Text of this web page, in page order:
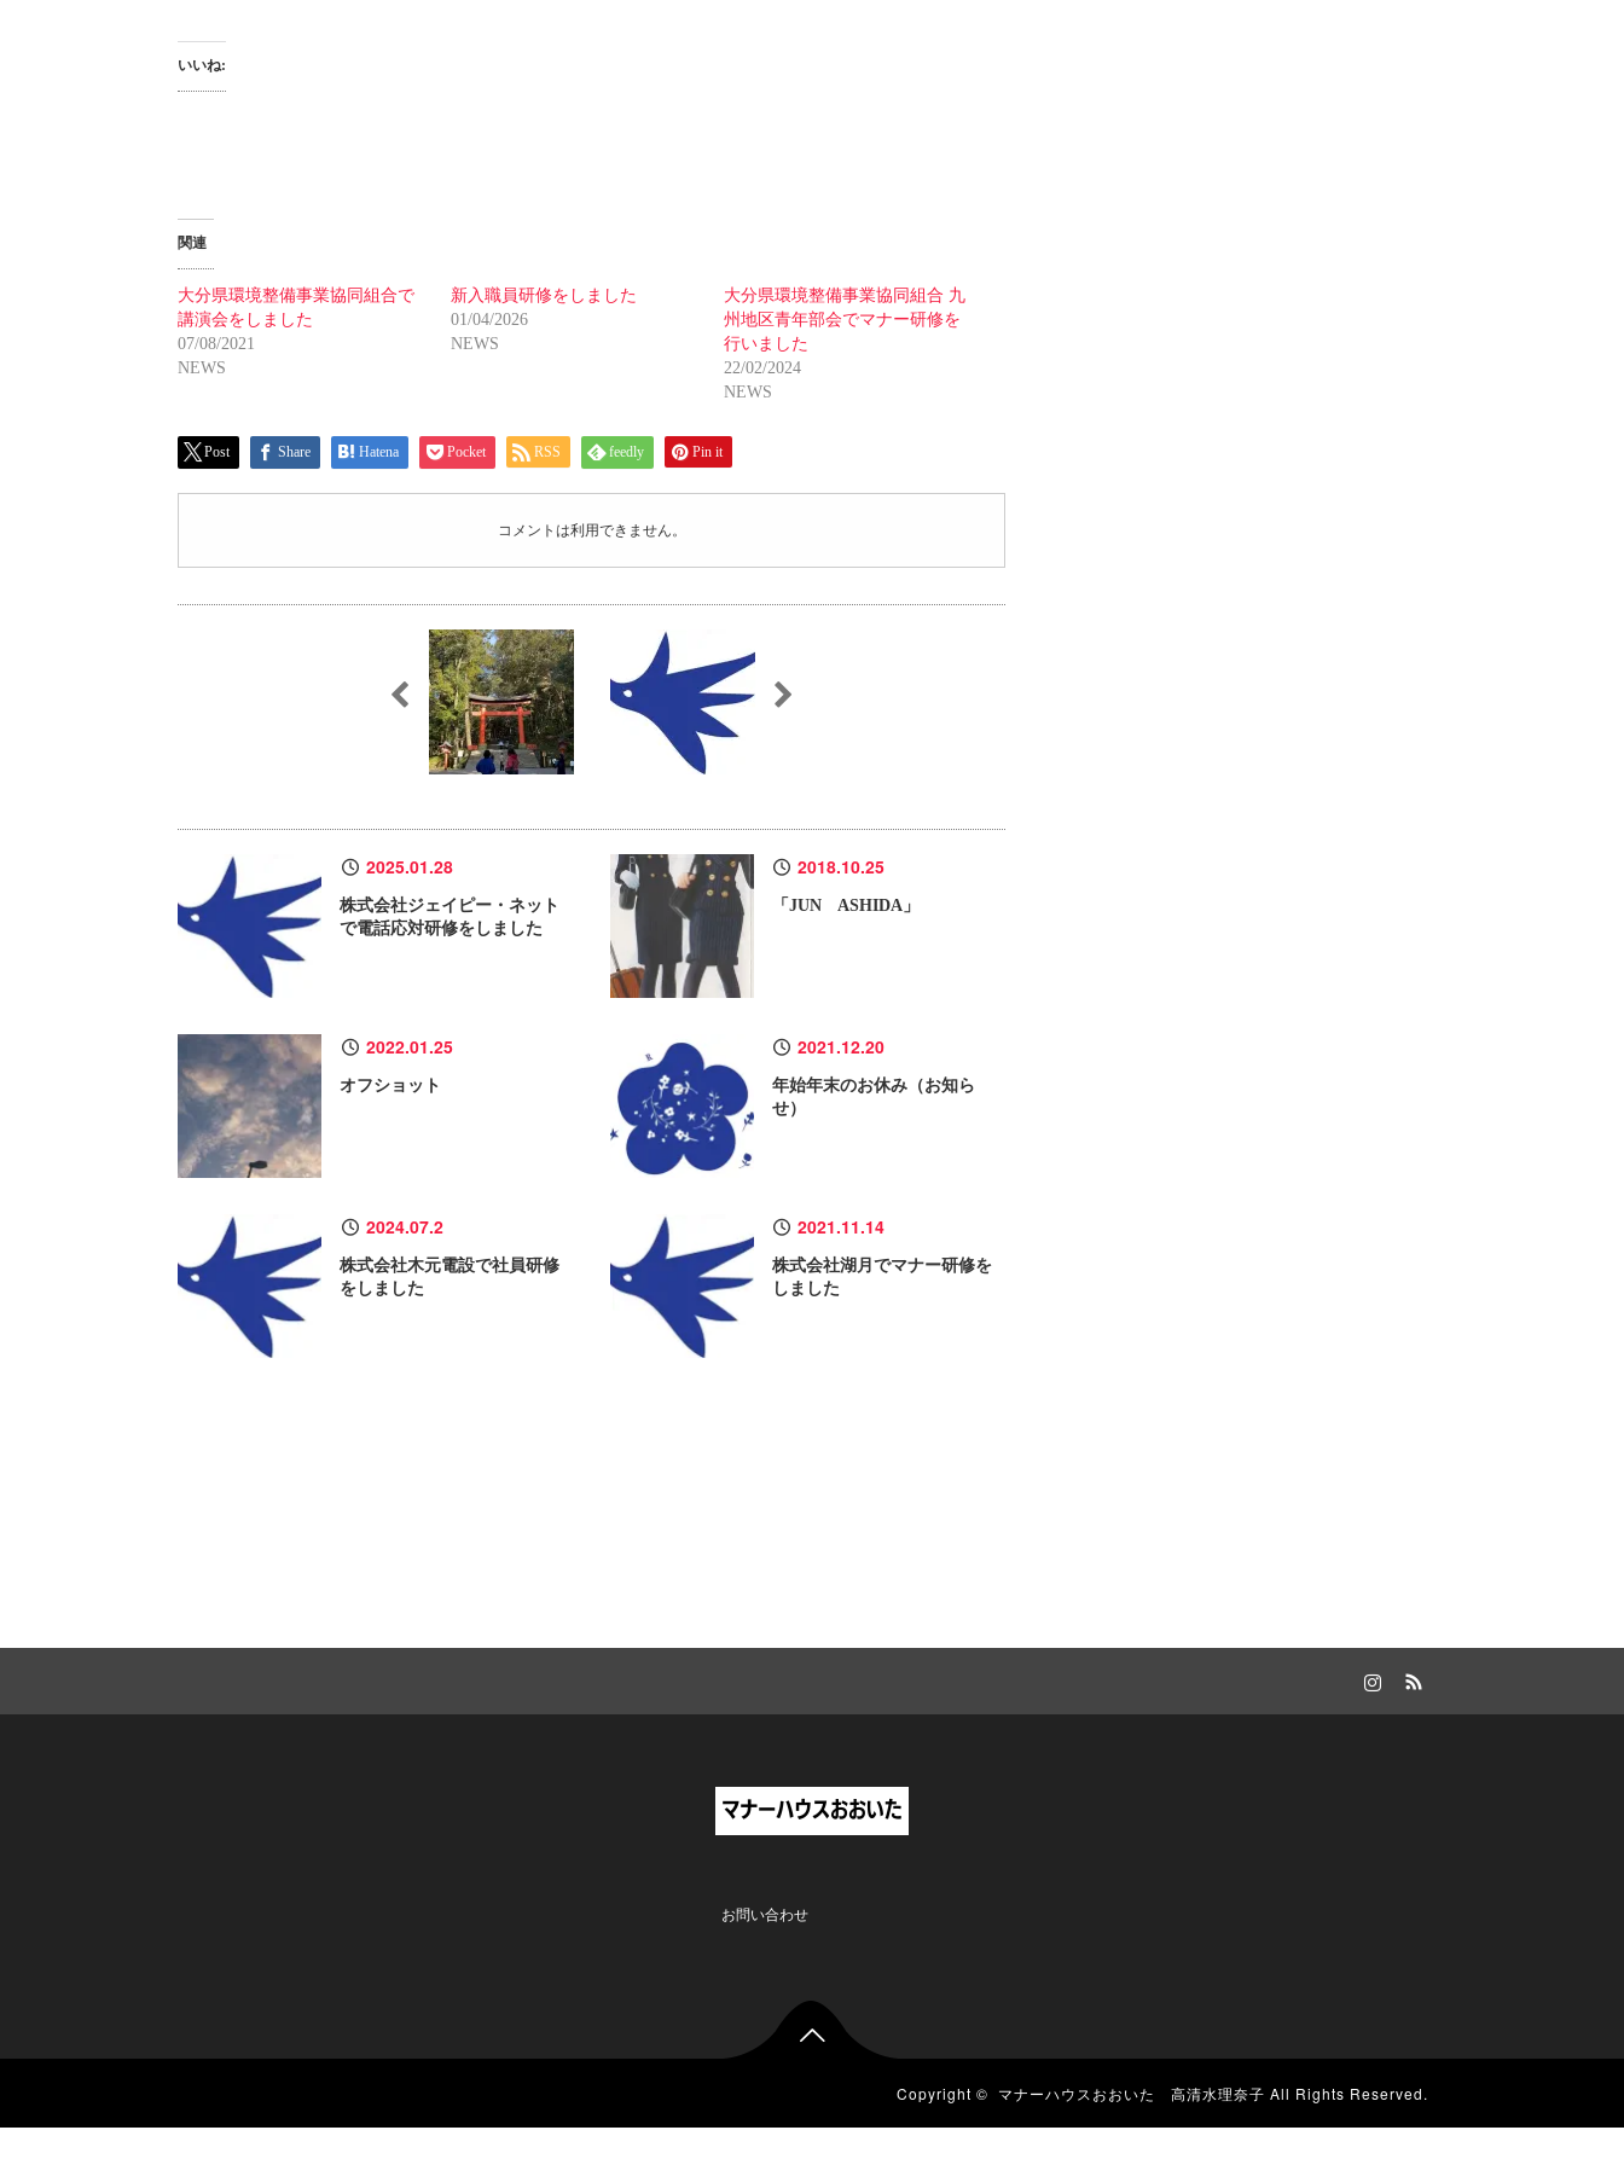
いいね:
関連
大分県環境整備事業協同組合で
講演会をしました
07/08/2021
NEWS
新入職員研修をしました
01/04/2026
NEWS
大分県環境整備事業協同組合 九
州地区青年部会でマナー研修を
行いました
22/02/2024
NEWS
Post Share Hatena Pocket RSS feedly Pin it
コメントは利用できません。
2025.01.28
株式会社ジェイピー・ネット
で電話応対研修をしました
2018.10.25
「JUN ASHIDA」
2022.01.25
オフショット
2021.12.20
年始年末のお休み（お知ら
せ）
2024.07.2
株式会社木元電設で社員研修
をしました
2021.11.14
株式会社湖月でマナー研修を
しました
お問い合わせ

Copyright © マナーハウスおおいた 高清水理奈子 All Rights Reserved.